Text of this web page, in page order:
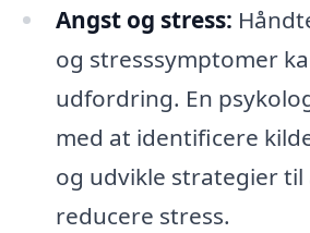
Angst og stress:
og stresssymptomer
udfordring. En
med at identificere
og udvikle strategier
reducere stress.